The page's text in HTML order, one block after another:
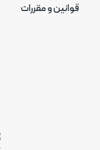
قوانین و مقررات